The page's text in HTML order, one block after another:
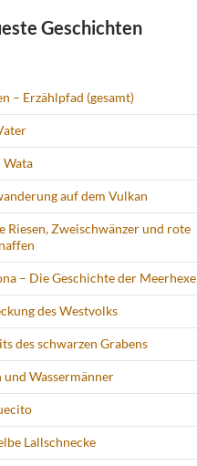
Geschichten
– Erzählpfad (gesamt)
Wata
auf dem Vulkan
Riesen, Zweischwänzer und rote
– Die Geschichte der Meerhexe
des Westvolks
des schwarzen Grabens
und Wassermänner
Lallschnecke